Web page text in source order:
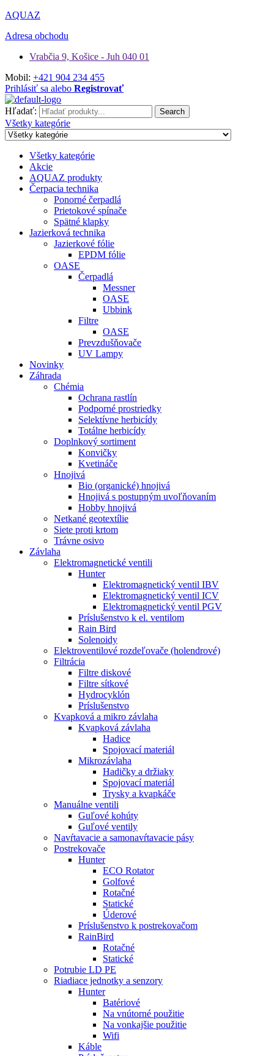
AQUAZ
Adresa obchodu
Vrabčia 9, Košice - Juh 040 01
Mobil: +421 904 234 455
Prihlásiť sa alebo Registrovať
Hľadať: Search
Všetky kategórie
Všetky kategórie
Akcie
AQUAZ produkty
Čerpacia technika
Ponorné čerpadlá
Prietokové spínače
Spätné klapky
Jazierková technika
Jazierkové fólie
EPDM fólie
OASE
Čerpadlá
Messner
OASE
Ubbink
Filtre
OASE
Prevzdušňovače
UV Lampy
Novinky
Záhrada
Chémia
Ochrana rastlín
Podporné prostriedky
Selektívne herbicídy
Totálne herbicídy
Doplnkový sortiment
Konvičky
Kvetináče
Hnojivá
Bio (organické) hnojivá
Hnojivá s postupným uvoľňovaním
Hobby hnojivá
Netkané geotextílie
Siete proti krtom
Trávne osivo
Závlaha
Elektromagnetické ventili
Hunter
Elektromagnetický ventil IBV
Elektromagnetický ventil ICV
Elektromagnetický ventil PGV
Príslušenstvo k el. ventilom
Rain Bird
Solenoidy
Elektroventilové rozdeľovače (holendrové)
Filtrácia
Filtre diskové
Filtre sítkové
Hydrocyklón
Príslušenstvo
Kvapková a mikro závlaha​
Kvapková závlaha
Hadice
Spojovací materiál
Mikrozávlaha
Hadičky a držiaky
Spojovací materiál
Trysky a kvapkáče
Manuálne ventili
Guľové kohúty
Guľové ventily
Navŕtavacie a samonavŕtavacie pásy
Postrekovače
Hunter
ECO Rotator
Golfové
Rotačné
Statické
Úderové
Príslušenstvo k postrekovačom
RainBird
Rotačné
Statické
Potrubie LD PE
Riadiace jednotky a senzory
Hunter
Batériové
Na vnútorné použitie
Na vonkajšie použitie
Wifi
Káble